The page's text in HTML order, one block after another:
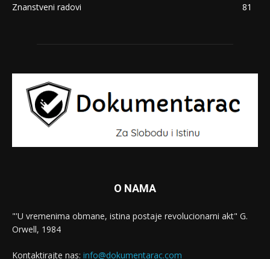
Znanstveni radovi
81
O NAMA
"'U vremenima obmane, istina postaje revolucionarni akt" G.
Orwell, 1984
Kontaktirajte nas: info@dokumentarac.com